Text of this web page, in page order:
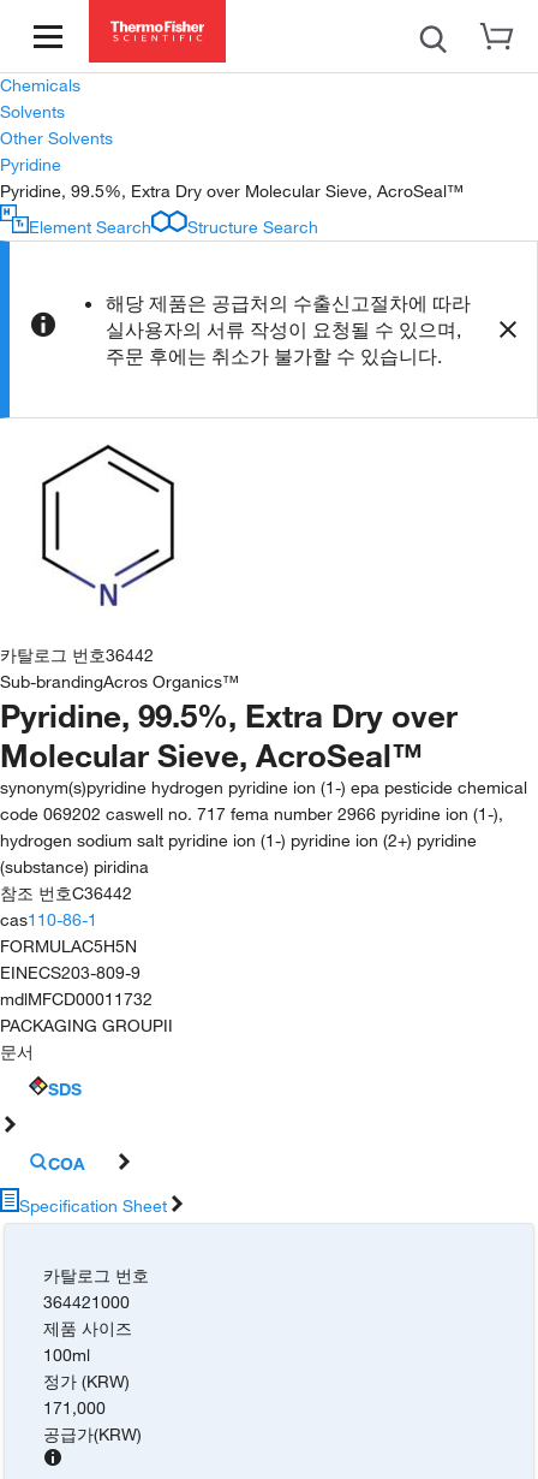
Chemicals
Solvents
Other Solvents
Pyridine
Pyridine, 99.5%, Extra Dry over Molecular Sieve, AcroSeal™
Element Search
Structure Search
해당 제품은 공급처의 수출신고절차에 따라
실사용자의 서류 작성이 요청될 수 있으며,
주문 후에는 취소가 불가할 수 있습니다.
카탈로그 번호36442
Sub-brandingAcros Organics™
Pyridine, 99.5%, Extra Dry over
Molecular Sieve, AcroSeal™
synonym(s)pyridine hydrogen pyridine ion (1-) epa pesticide chemical
code 069202 caswell no. 717 fema number 2966 pyridine ion (1-),
hydrogen sodium salt pyridine ion (1-) pyridine ion (2+) pyridine
(substance) piridina
참조 번호C36442
cas110-86-1
FORMULAC5H5N
EINECS203-809-9
mdlMFCD00011732
PACKAGING GROUPII
문서
SDS
COA
Specification Sheet
카탈로그 번호
364421000
제품 사이즈
100ml
정가 (KRW)
171,000
공급가(KRW)